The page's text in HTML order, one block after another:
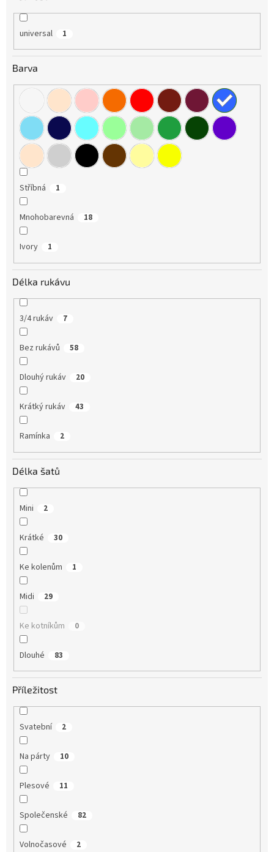
universal 1
Barva
Stříbná 1
Mnohobarevná 18
Ivory 1
Délka rukávu
3/4 rukáv 7
Bez rukávů 58
Dlouhý rukáv 20
Krátký rukáv 43
Ramínka 2
Délka šatů
Mini 2
Krátké 30
Ke kolenům 1
Midi 29
Ke kotníkům 0
Dlouhé 83
Příležitost
Svatební 2
Na párty 10
Plesové 11
Společenské 82
Volnočasové 2